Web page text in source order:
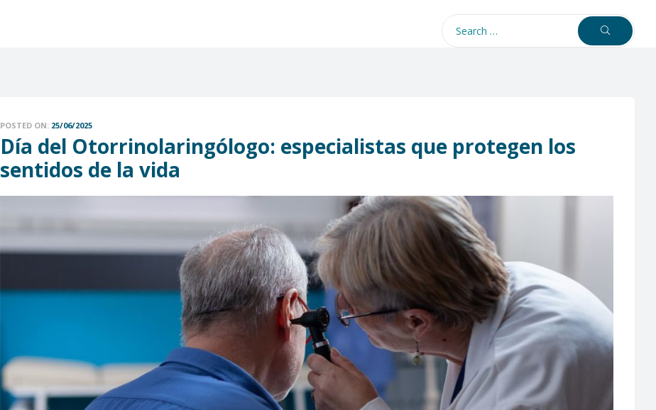
POSTED ON: 25/06/2025
Día del Otorrinolaringólogo: especialistas que protegen los
sentidos de la vida